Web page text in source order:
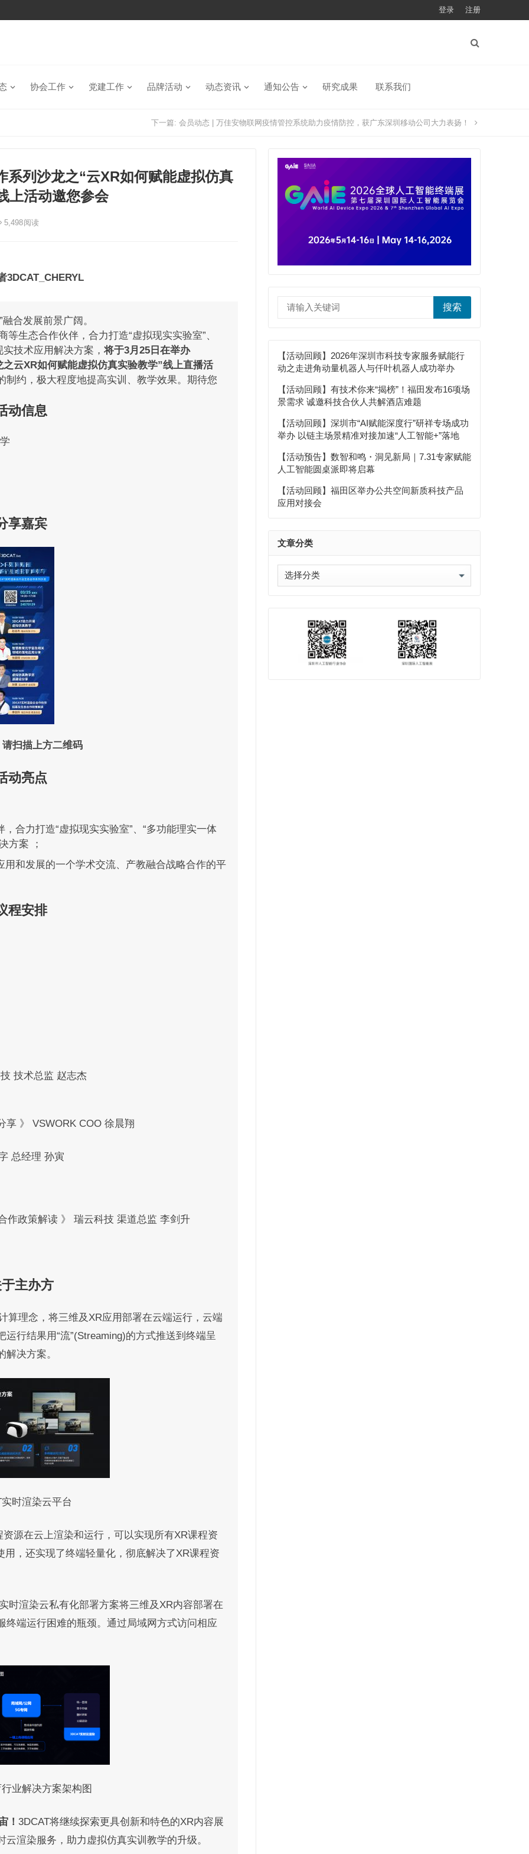
登录 注册
协会工作 党建工作 品牌活动 动态资讯 通知公告 研究成果 联系我们
下一篇: 会员动态 | 万佳安物联网疫情管控系统助力疫情防控，获广东深圳移动公司大力表扬！
系列沙龙之“云XR如何赋能虚拟仿真
上活动邀您参会
5,498阅读
3DCAT_CHERYL
合发展前景广阔。
等生态合作伙伴，合力打造“虚拟现实实验室”、
实技术应用解决方案，将于3月25日在举办
云XR如何赋能虚拟仿真实验教学”线上直播活
制约，极大程度地提高实训、教学效果。期待您
动信息
享嘉宾
扫描上方二维码
动亮点
合力打造“虚拟现实实验室”、“多功能理实一体
方案 ；
和发展的一个学术交流、产教融合战略合作的平
程安排
技术总监 赵志杰
享 》 VSWORK COO 徐晨翔
总经理 孙寅
作政策解读 》 瑞云科技 渠道总监 李剑升
主办方
算理念，将三维及XR应用部署在云端运行，云端
行结果用“流”(Streaming)的方式推送到终端呈
决方案。
时渲染云平台
资源在云上渲染和运行，可以实现所有XR课程资
，还实现了终端轻量化，彻底解决了XR课程资
时渲染云私有化部署方案将三维及XR内容部署在
端运行困难的瓶颈。通过局域网方式访问相应
业解决方案架构图
！ 3DCAT将继续探索更具创新和特色的XR内容展
渲染服务，助力虚拟仿真实训教学的升级。
搜索
【活动回顾】2026年深圳市科技专家服务赋能行
动之走进角动量机器人与仟叶机器人成功举办
【活动回顾】有技术你来“揭榜”！福田发布16项场
景需求 诚邀科技合伙人共解酒店难题
【活动回顾】深圳市“AI赋能深度行”研祥专场成功
举办 以链主场景精准对接加速“人工智能+”落地
【活动预告】数智和鸣・洞见新局｜7.31专家赋能
人工智能圆桌派即将启幕
【活动回顾】福田区举办公共空间新质科技产品
应用对接会
文章分类
文
章